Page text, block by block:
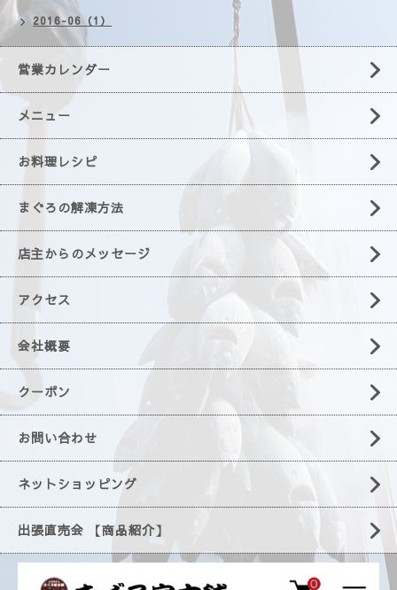
2016-06（1）
営業カレンダー
メニュー
お料理レシピ
まぐろの解凍方法
店主からのメッセージ
アクセス
会社概要
クーポン
お問い合わせ
ネットショッピング
出張直売会 【商品紹介】